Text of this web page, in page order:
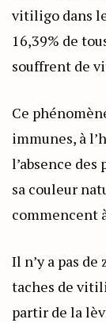
vitiligo dans
16,39% de
souffrent de
Ce
immunes, à
l’absence
sa couleur
commencent
Il n’y a pas
taches de
partir de la